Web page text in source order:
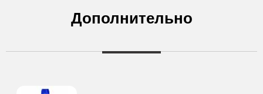
Дополнительно